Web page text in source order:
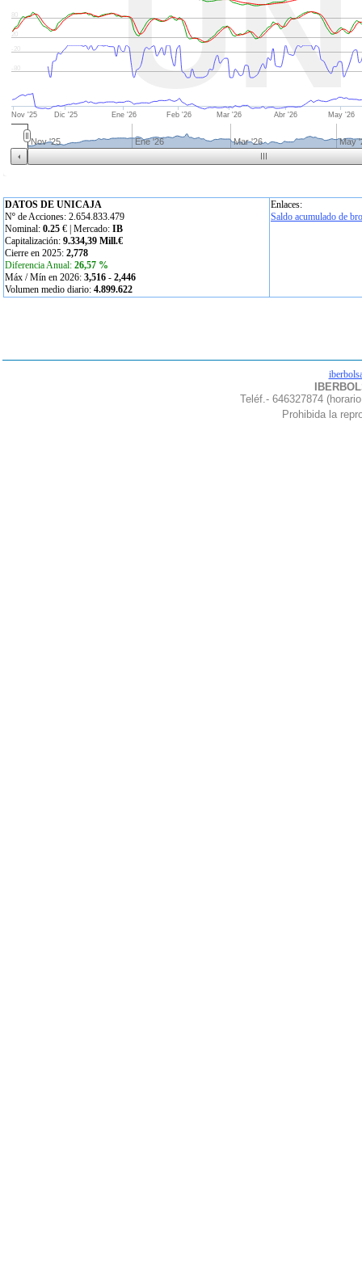
DATOS DE UNICAJA
Nº de Acciones: 2.654.833.479
Nominal: 0.25 € | Mercado: IB
Capitalización: 9.334,39 Mill.€
Cierre en 2025: 2,778
Diferencia Anual: 26,57 %
Máx / Mín en 2026: 3,516 - 2,446
Volumen medio diario: 4.899.622
Enlaces:
Saldo acumulado de
Teléf.- 646327874
Prohibida la